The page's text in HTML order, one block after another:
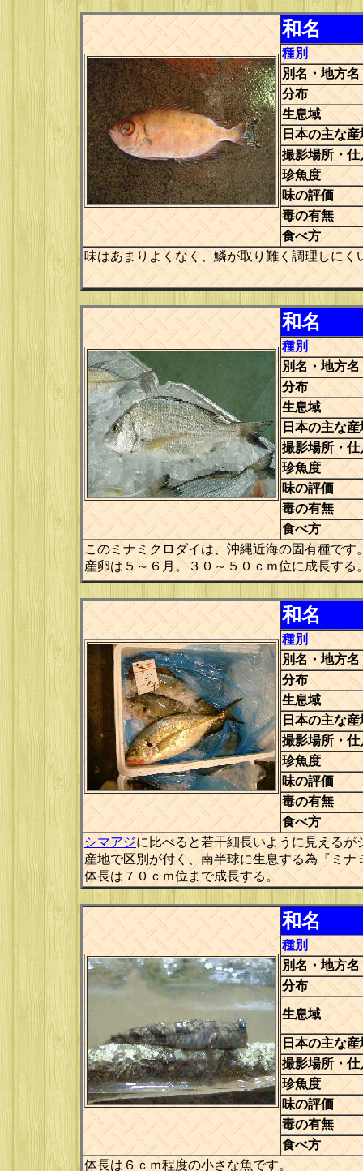
和名
種別
別名・地方名
分布
生息域
日本の主な産
撮影場所・仕
珍魚度
味の評価
毒の有無
食べ方
味はあまりよくなく、鱗が取り難く調理しに
和名
種別
別名・地方名
分布
生息域
日本の主な産
撮影場所・仕
珍魚度
味の評価
毒の有無
食べ方
このミナミクロダイは、沖縄近海の固有種で
産卵は５～６月。３０～５０ｃｍ位に成長する
和名
種別
別名・地方名
分布
生息域
日本の主な産
撮影場所・仕
珍魚度
味の評価
毒の有無
食べ方
シマアジに比べると若干細長いように見える
産地で区別が付く、南半球に生息する為『ミ
体長は７０ｃｍ位まで成長する。
和名
種別
別名・地方名
分布
生息域
日本の主な産
撮影場所・仕
珍魚度
味の評価
毒の有無
食べ方
体長は６ｃｍ程度の小さな魚です。